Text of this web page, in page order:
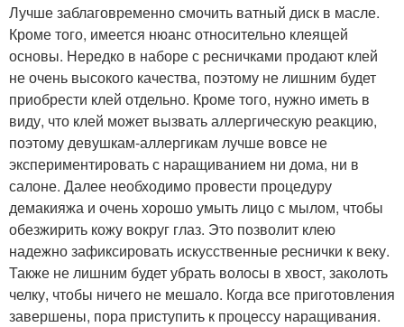
Лучше заблаговременно смочить ватный диск в масле.
Кроме того, имеется нюанс относительно клеящей
основы. Нередко в наборе с ресничками продают клей
не очень высокого качества, поэтому не лишним будет
приобрести клей отдельно. Кроме того, нужно иметь в
виду, что клей может вызвать аллергическую реакцию,
поэтому девушкам-аллергикам лучше вовсе не
экспериментировать с наращиванием ни дома, ни в
салоне. Далее необходимо провести процедуру
демакияжа и очень хорошо умыть лицо с мылом, чтобы
обезжирить кожу вокруг глаз. Это позволит клею
надежно зафиксировать искусственные реснички к веку.
Также не лишним будет убрать волосы в хвост, заколоть
челку, чтобы ничего не мешало. Когда все приготовления
завершены, пора приступить к процессу наращивания.